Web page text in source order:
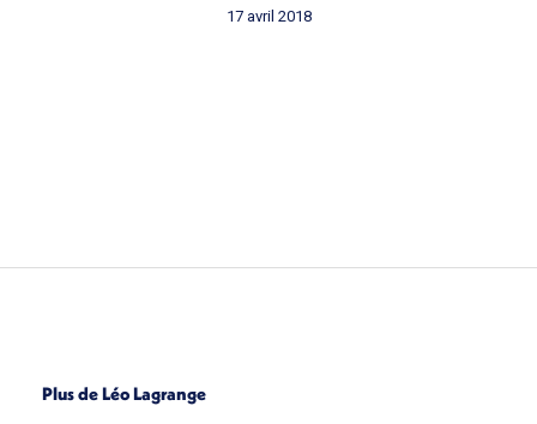
17 avril 2018
Plus de Léo Lagrange